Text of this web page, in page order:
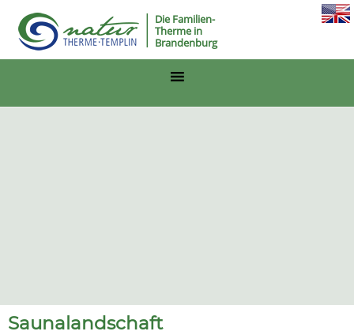
Die Familien-
Therme in
Brandenburg
Saunalandschaft